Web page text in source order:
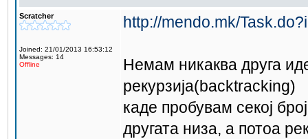
Scratcher
Joined: 21/01/2013 16:53:12
Messages: 14
Offline
http://mendo.mk/
Немам никаква друга
рекурзија(backtracking)
каде пробувам секој
другата низа, а потоа